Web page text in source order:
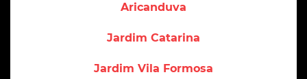
Aricanduva
Jardim Catarina
Jardim Vila Formosa